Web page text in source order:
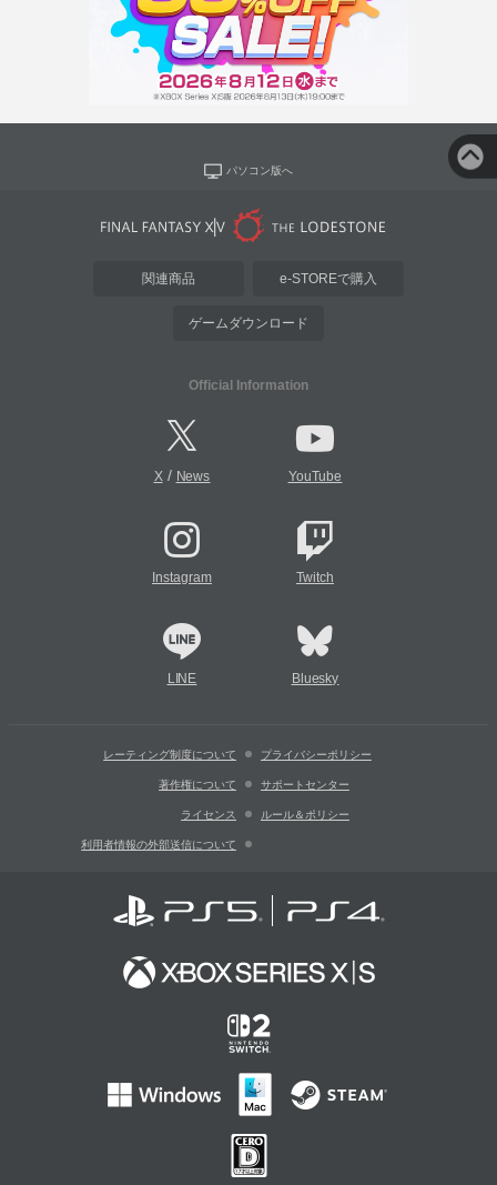
パソコン版へ
関連商品 e-STOREで購入
ゲームダウンロード
Official Information
X/ News YouTube
Instagram Twitch
LINE Bluesky
レーティング制度について プライバシーポリシー
著作権について サポートセンター
ライセンス ルール＆ポリシー
利用者情報の外部送信について